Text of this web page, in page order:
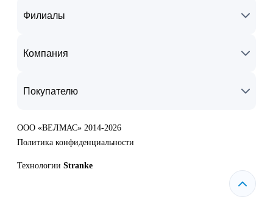
Филиалы
Компания
Покупателю
ООО «ВЕЛМАС» 2014-2026
Политика конфиденциальности
Технологии Stranke